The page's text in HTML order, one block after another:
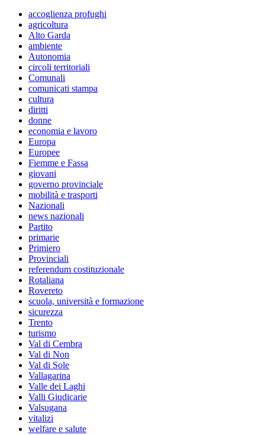
accoglienza profughi
agricoltura
Alto Garda
ambiente
Autonomia
circoli territoriali
Comunali
comunicati stampa
cultura
diritti
donne
economia e lavoro
Europa
Europee
Fiemme e Fassa
giovani
governo provinciale
mobilità e trasporti
Nazionali
news nazionali
Partito
primarie
Primiero
Provinciali
referendum costituzionale
Rotaliana
Rovereto
scuola, università e formazione
sicurezza
Trento
turismo
Val di Cembra
Val di Non
Val di Sole
Vallagarina
Valle dei Laghi
Valli Giudicarie
Valsugana
vitalizi
welfare e salute